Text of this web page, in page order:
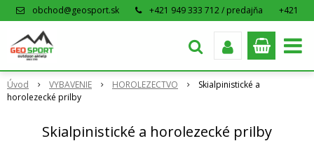
obchod@geosport.sk +421 949 333 712 / predajňa
+421
Úvod VYBAVENIE HOROLEZECTVO
Skialpinistické a
horolezecké prilby
Skialpinistické a horolezecké prilby